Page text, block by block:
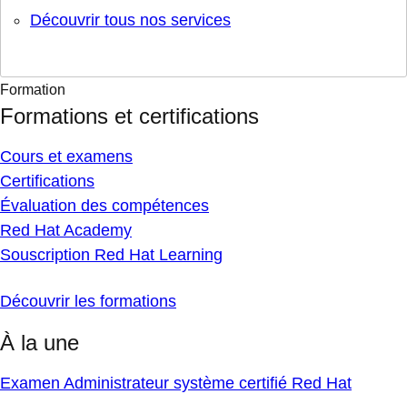
Découvrir tous nos services
Formation
Formations et certifications
Cours et examens
Certifications
Évaluation des compétences
Red Hat Academy
Souscription Red Hat Learning
Découvrir les formations
À la une
Examen Administrateur système certifié Red Hat